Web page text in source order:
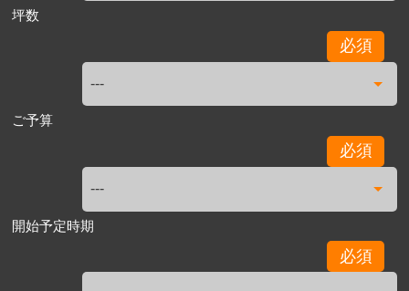
坪数
必須
ご予算
必須
開始予定時期
必須